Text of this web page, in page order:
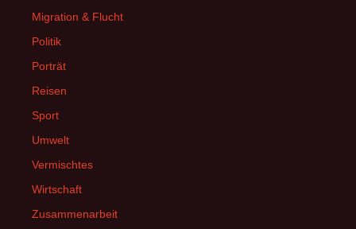
Migration & Flucht
Politik
Porträt
Reisen
Sport
Umwelt
Vermischtes
Wirtschaft
Zusammenarbeit